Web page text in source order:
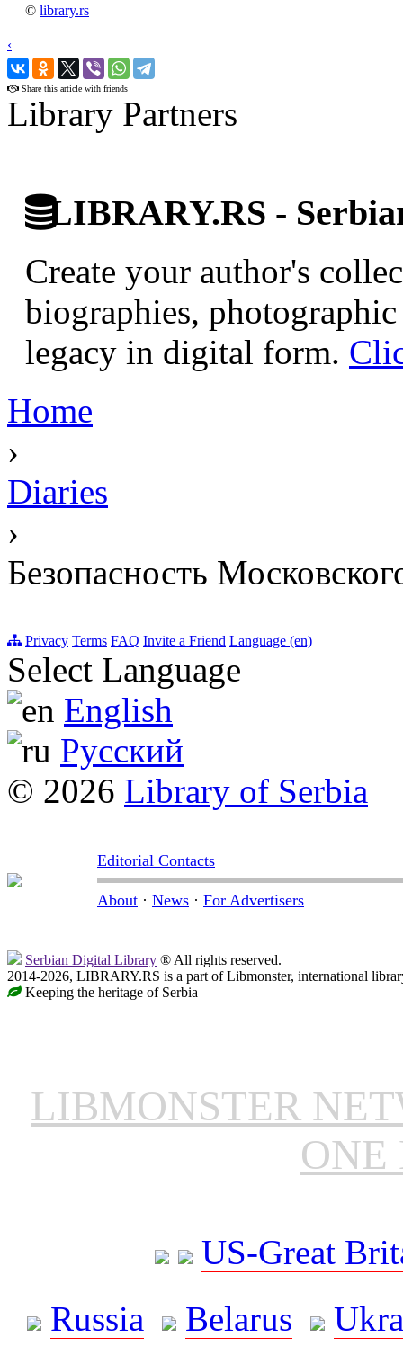
© library.rs
‹
›
Share this article with friends
Library Partners
LIBRARY.RS -
Create your author's
biographies,
legacy in digital form.
Home
›
Diaries
›
Безопасность
Privacy Terms FAQ Invite a Friend Language (en)
Select Language
English
Русский
© 2026 Library of Serbia
Editorial Contacts
About · News · For Advertisers
Serbian Digital Library ® All rights reserved.
2014-2026, LIBRARY.RS is a part of Libmonster, international
Keeping the heritage of Serbia
LIBMONSTER
ONE
US-Great
Russia
Belarus